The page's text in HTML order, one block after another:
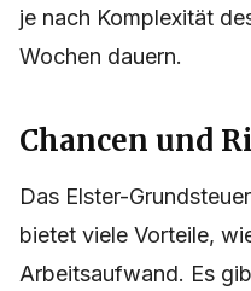
je nach Komplexität
Wochen dauern.
Chancen und
Das Elster-
bietet viele Vorteile,
Arbeitsaufwand. Es